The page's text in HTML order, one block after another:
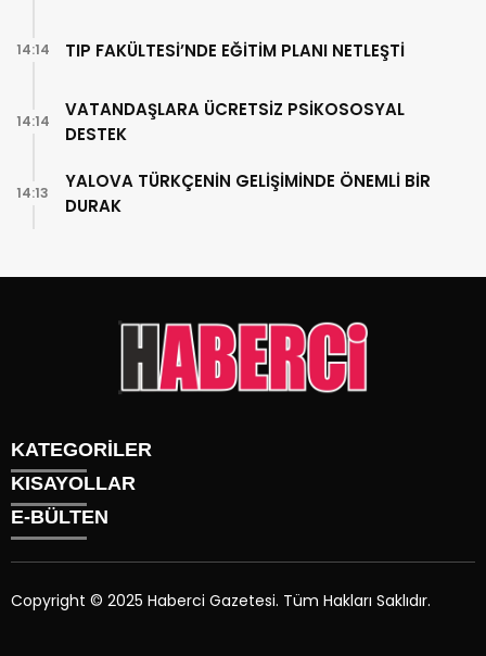
TIP FAKÜLTESİ’NDE EĞİTİM PLANI NETLEŞTİ
14:14
VATANDAŞLARA ÜCRETSİZ PSİKOSOSYAL
DESTEK
14:14
YALOVA TÜRKÇENİN GELİŞİMİNDE ÖNEMLİ BİR
DURAK
14:13
KATEGORİLER
Gündem
Siyaset
Sağlık
KISAYOLLAR
Künye
Üyelik
İletişim
E-BÜLTEN
Copyright © 2025 Haberci Gazetesi. Tüm Hakları Saklıdır.